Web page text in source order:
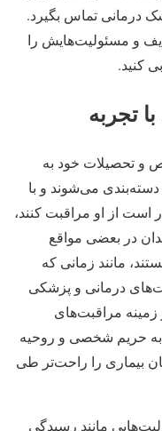
درمانی تماس بگیرد.
و مسئولیت‌هایش را
کنید.
تجربه
و تحصیلات خود به
دسته‌بندی می‌شوند و با
از او مراقبت کنند،
در بعضی مواقع
مانند زمانی که
درمانی و پزشکی
زمینه مراقبت‌های
به حریم شخصی و روحیه
بیماری را راحت‌تر طی
مانند رسیدگی